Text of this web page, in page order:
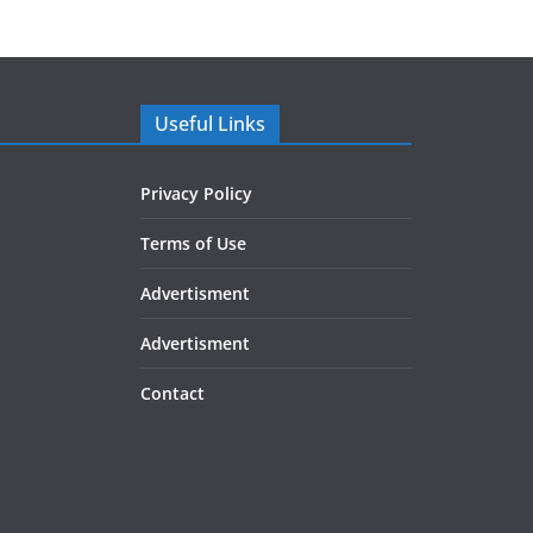
Useful Links
Privacy Policy
Terms of Use
Advertisment
Advertisment
Contact